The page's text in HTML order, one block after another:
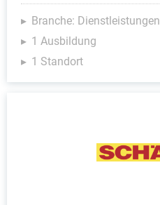
Branche: Dienstleistungen
1 Ausbildung
1 Standort